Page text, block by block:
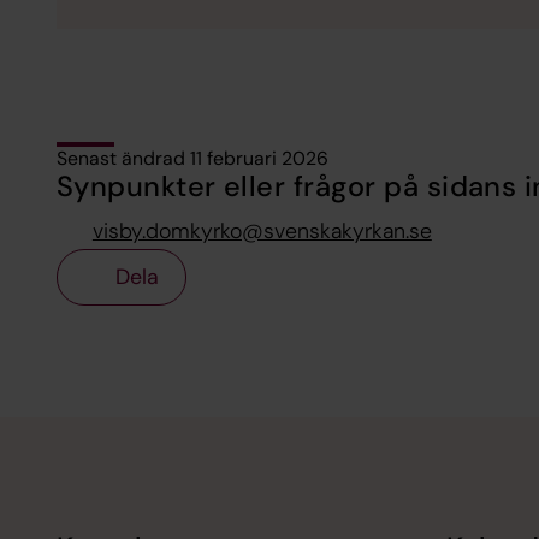
Senast ändrad 11 februari 2026
Synpunkter eller frågor på sidans
visby.domkyrko@svenskakyrkan.se
Dela